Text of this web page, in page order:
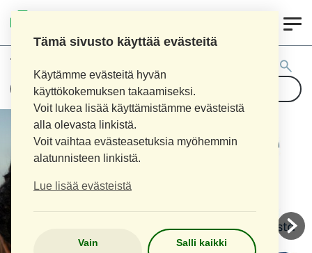
Tämä sivusto käyttää evästeitä
Käytämme evästeitä hyvän
käyttökokemuksen takaamiseksi.
Voit lukea lisää käyttämistämme evästeistä
alla olevasta linkistä.
Voit vaihtaa evästeasetuksia myöhemmin
alatunnisteen linkistä.
Lue lisää evästeistä
Vain
Salli kaikki
Tuotehaku: